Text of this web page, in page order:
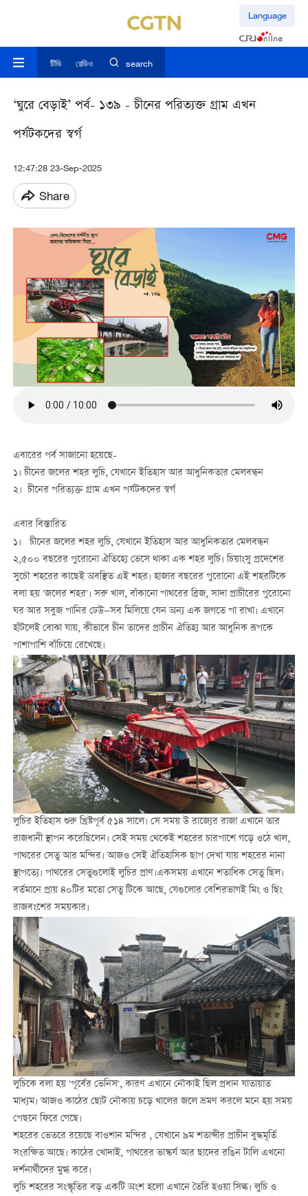
Language
টিভি রেডিও search
‘ঘুরে বেড়াই’ পর্ব- ১৩৯ - চীনের পরিত্যক্ত গ্রাম এখন
পর্যটকদের স্বর্গ
12:47:28 23-Sep-2025
Share
এবারের পর্ব সাজানো হয়েছে-
১। চীনের জলের শহর লুচি, যেখানে ইতিহাস আর আধুনিকতার মেলবন্ধন
২। চীনের পরিত্যক্ত গ্রাম এখন পর্যটকদের স্বর্গ
এবার বিস্তারিত
১। চীনের জলের শহর লুচি, যেখানে ইতিহাস আর আধুনিকতার মেলবন্ধন
২,৫০০ বছরের পুরোনো ঐতিহ্যে ভেসে থাকা এক শহর লুচি। চিয়াংসু প্রদেশের
সুচৌ শহরের কাছেই অবস্থিত এই শহর। হাজার বছরের পুরোনো এই শহরটিকে
বলা হয় 'জলের শহর'। সরু খাল, বাঁকানো পাথরের ব্রিজ, সাদা প্রাচীরের পুরোনো
ঘর আর সবুজ পানির ঢেউ—সব মিলিয়ে যেন অন্য এক জগতে পা রাখা। এখানে
হাঁটলেই বোঝা যায়, কীভাবে চীন তাদের প্রাচীন ঐতিহ্য আর আধুনিক রূপকে
পাশাপাশি বাঁচিয়ে রেখেছে।
লুচির ইতিহাস শুরু খ্রিষ্টপূর্ব ৫১৪ সালে। সে সময় উ রাজ্যের রাজা এখানে তার
রাজধানী স্থাপন করেছিলেন। সেই সময় থেকেই শহরের চারপাশে গড়ে ওঠে খাল,
পাথরের সেতু আর মন্দির। আজও সেই ঐতিহাসিক ছাপ দেখা যায় শহরের নানা
স্থাপত্যে। পাথরের সেতুগুলোই লুচির প্রাণ।একসময় এখানে শতাধিক সেতু ছিল।
বর্তমানে প্রায় ৪০টির মতো সেতু টিকে আছে, যেগুলোর বেশিরভাগই মিং ও ছিং
রাজবংশের সময়কার।
লুচিকে বলা হয় 'পূর্বের ভেনিস', কারণ এখানে নৌকাই ছিল প্রধান যাতায়াত
মাধ্যম। আজও কাঠের ছোট নৌকায় চড়ে খালের জলে ভ্রমণ করলে মনে হয় সময়
পেছনে ফিরে গেছে।
শহরের ভেতরে রয়েছে বাওশান মন্দির , যেখানে ৯ম শতাব্দীর প্রাচীন বুদ্ধমূর্তি
সংরক্ষিত আছে। কাঠের খোদাই, পাথরের ভাস্কর্য আর ছাদের রঙিন টালি এখনো
দর্শনার্থীদের মুগ্ধ করে।
লুচি শহরের সংস্কৃতির বড় একটি অংশ হলো এখানে তৈরি হওয়া সিল্ক। লুচি ও